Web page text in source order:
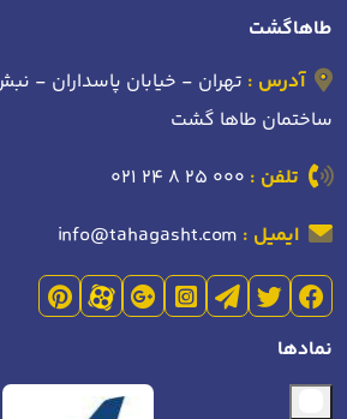
طاهاگشت
آدرس : تهران - خیابان پاسداران -
ساختمان طاها گشت
تلفن : 021 24 8 25 000
ایمیل : info@tahagasht.com
نمادها